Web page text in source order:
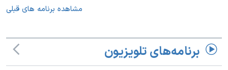
مشاهده برنامه های قبلی
برنامه‌های تلویزیون